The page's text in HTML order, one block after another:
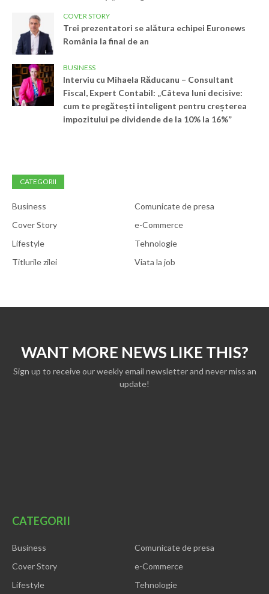
COVER STORY
Trei prezentatori se alătura echipei Euronews
România la final de an
BUSINESS
Interviu cu Mihaela Răducanu – Consultant
Fiscal, Expert Contabil: „Câteva luni decisive:
cum te pregătești inteligent pentru creșterea
impozitului pe dividende de la 10% la 16%”
CATEGORII
Business
Comunicate de presa
Cover Story
e-Commerce
Lifestyle
Tehnologie
Titlurile zilei
Viata la job
WANT MORE NEWS LIKE THIS?
Sign up to receive our weekly email newsletter and never miss an
update!
CATEGORII
Business
Comunicate de presa
Cover Story
e-Commerce
Lifestyle
Tehnologie